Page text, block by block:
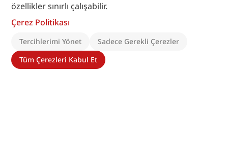
özellikler sınırlı çalışabilir.
Çerez Politikası
Tercihlerimi Yönet
Sadece Gerekli Çerezler
Tüm Çerezleri Kabul Et